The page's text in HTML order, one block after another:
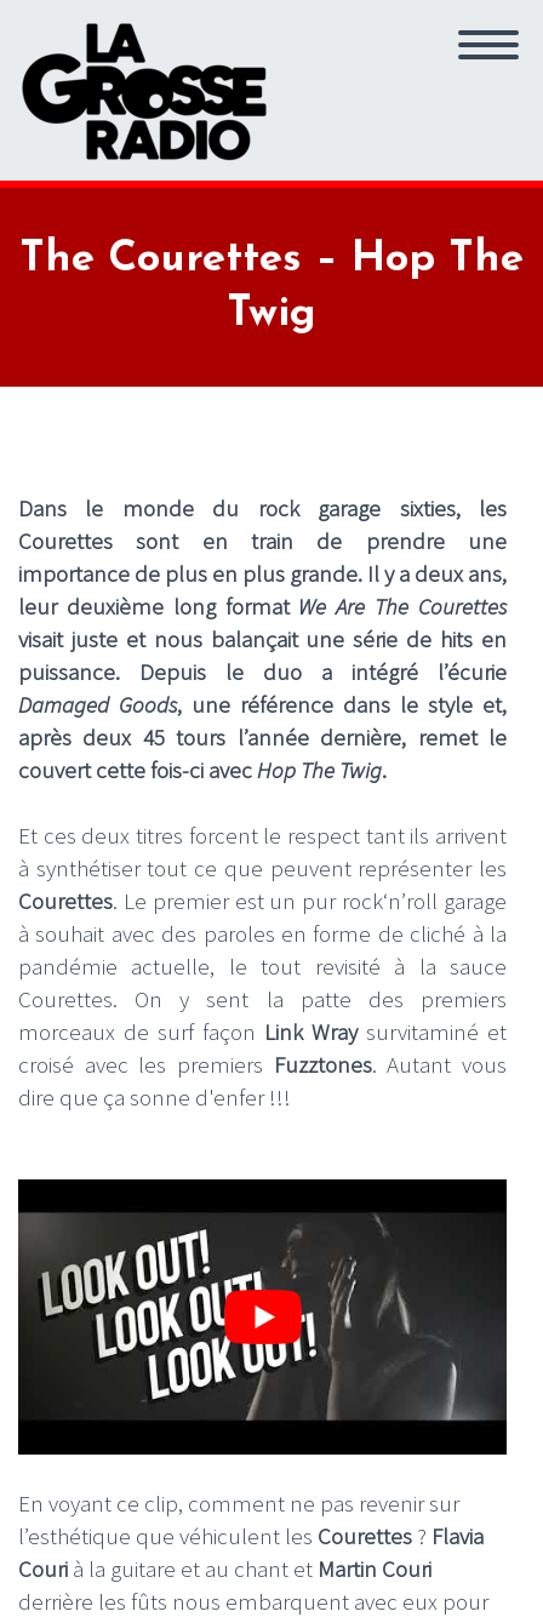
The Courettes – Hop The
Twig
Dans le monde du rock garage sixties, les
Courettes sont en train de prendre une
importance de plus en plus grande. Il y a deux ans,
leur deuxième long format We Are The Courettes
visait juste et nous balançait une série de hits en
puissance. Depuis le duo a intégré l’écurie
Damaged Goods, une référence dans le style et,
après deux 45 tours l’année dernière, remet le
couvert cette fois-ci avecHop The Twig.
Et ces deux titres forcent le respect tant ils arrivent
à synthétiser tout ce que peuvent représenter les
Courettes. Le premier est un pur rock‘n’roll garage
à souhait avec des paroles en forme de cliché à la
pandémie actuelle, le tout revisité à la sauce
Courettes. On y sent la patte des premiers
morceaux de surf façon Link Wraysurvitaminé et
croisé avec les premiers Fuzztones. Autant vous
dire que ça sonne d'enfer !!!
En voyant ce clip, comment ne pas revenir sur
l’esthétique que véhiculent les Courettes ? Flavia
Couri à la guitare et au chant et Martin Couri
derrière les fûts nous embarquent avec eux pour